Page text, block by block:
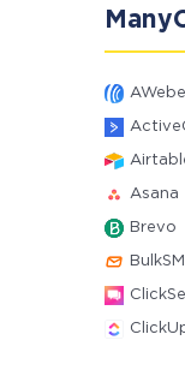
Asana
Brevo